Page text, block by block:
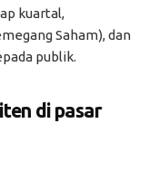
kuartal,
Saham), dan
publik.
di pasar